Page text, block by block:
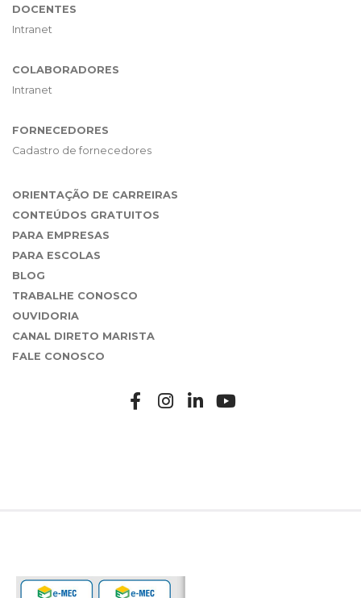
DOCENTES
Intranet
COLABORADORES
Intranet
FORNECEDORES
Cadastro de fornecedores
ORIENTAÇÃO DE CARREIRAS
CONTEÚDOS GRATUITOS
PARA EMPRESAS
PARA ESCOLAS
BLOG
TRABALHE CONOSCO
OUVIDORIA
CANAL DIRETO MARISTA
FALE CONOSCO